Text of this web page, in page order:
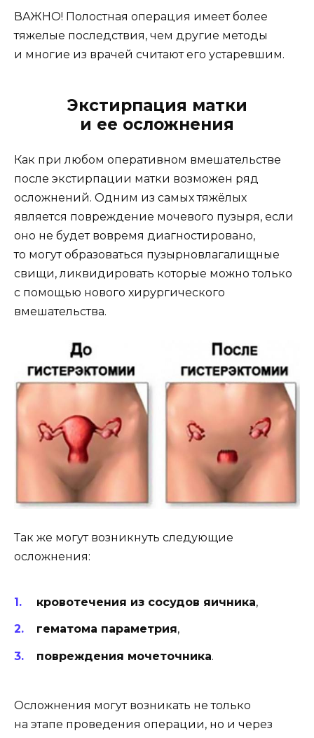
ВАЖНО! Полостная операция имеет более
тяжелые последствия, чем другие методы
и многие из врачей считают его устаревшим.
Экстирпация матки
и ее осложнения
Как при любом оперативном вмешательстве
после экстирпации матки возможен ряд
осложнений. Одним из самых тяжёлых
является повреждение мочевого пузыря, если
оно не будет вовремя диагностировано,
то могут образоваться пузырновлагалищные
свищи, ликвидировать которые можно только
с помощью нового хирургического
вмешательства.
Так же могут возникнуть следующие
осложнения:
кровотечения из сосудов яичника,
гематома параметрия,
повреждения мочеточника.
Осложнения могут возникать не только
на этапе проведения операции, но и через